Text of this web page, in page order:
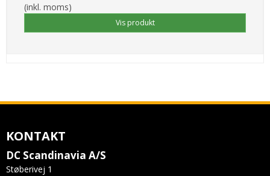
(inkl. moms)
Vis produkt
KONTAKT
DC Scandinavia A/S
Støberivej 1